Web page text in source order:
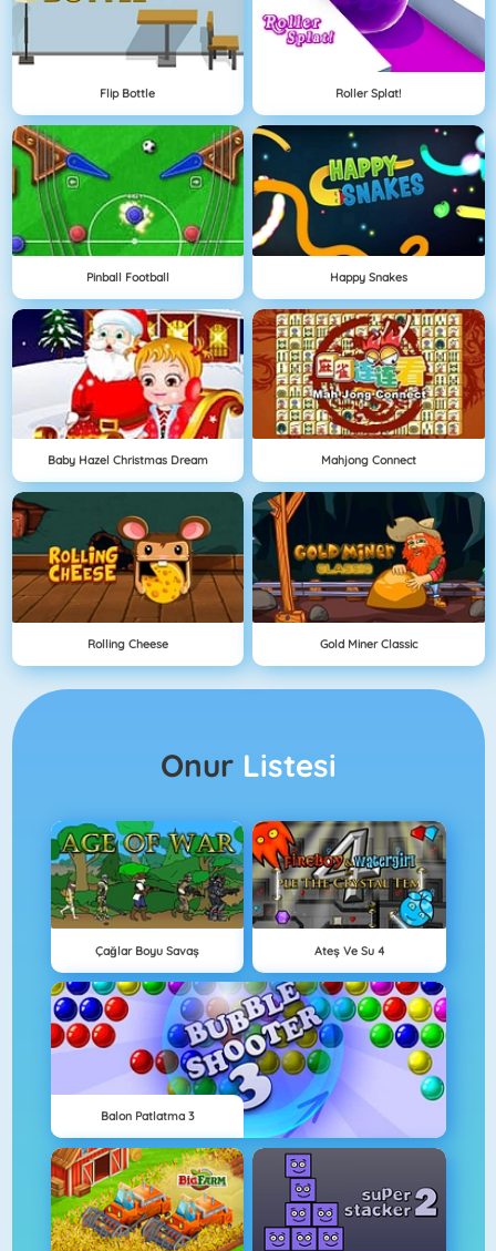
Flip Bottle Roller Splat!
Pinball Football Happy Snakes
Baby Hazel Christmas Dream Mahjong Connect
Rolling Cheese Gold Miner Classic
Onur Listesi
Çağlar Boyu Savaş Ateş Ve Su 4
Balon Patlatma 3